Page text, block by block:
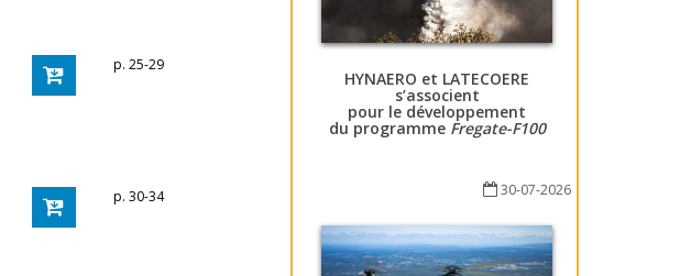
p. 25-29
p. 30-34
HYNAERO et LATECOERE
s’associent
pour le développement
du programme Fregate-F100
30-07-2026